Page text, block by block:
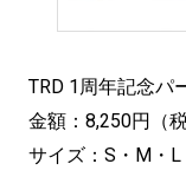
TRD 1周年記念パ
金額：8,250円（税
サイズ：S・M・L